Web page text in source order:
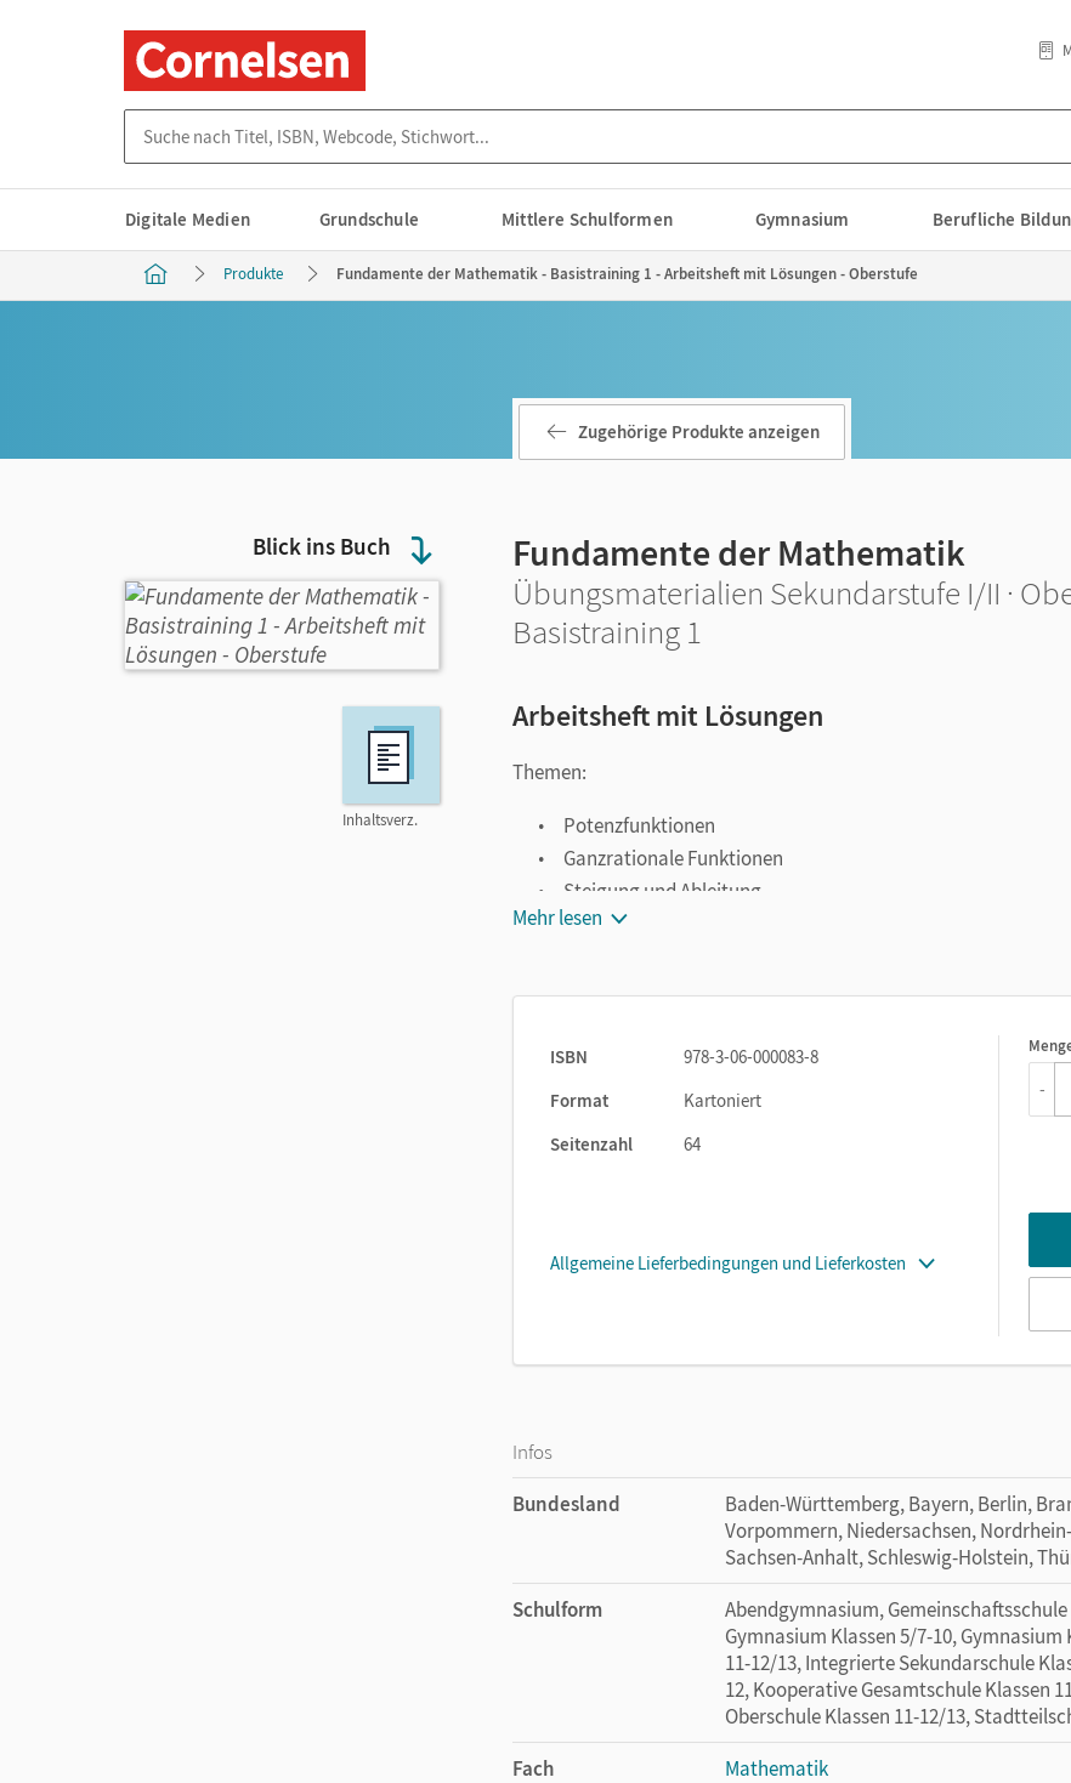
Digitale Medien Grundschule Mittlere Schulformen Gymnasium Berufliche
Produkte Fundamente der Mathematik - Basistraining 1 - Arbeitsheft mit Lösungen - Oberstufe
Blick ins Buch
Inhaltsverz.
Zugehörige Produkte anzeigen
Fundamente der Mathematik
Übungsmaterialien Sekundarstufe I/II ·
Basistraining 1
Arbeitsheft mit Lösungen
Themen:
Potenzfunktionen
Ganzrationale Funktionen
Steigung und Ableitung
Funktionen mithilfe der Ableitung untersuchen
Mehr lesen
ISBN
978-3-06-000083-8
Format
Kartoniert
Seitenzahl
64
Allgemeine Lieferbedingungen und Lieferkosten
1
-
Infos
Bundesland
Baden-Württemberg, Bayern, Berlin,
Vorpommern, Niedersachsen,
Sachsen-Anhalt, Schleswig-Holstein,
Schulform
Abendgymnasium,
Gymnasium Klassen 5/7-10,
11-12/13, Integrierte Sekundarschule
12, Kooperative Gesamtschule Klassen
Oberschule Klassen 11-12/13,
Fach
Mathematik